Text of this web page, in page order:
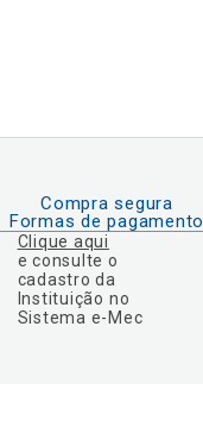
Compra segura
Formas de pagamento
Clique aqui
e consulte o
cadastro da
Instituição no
Sistema e-Mec